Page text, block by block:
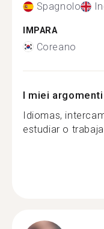
Spagnolo
IMPARA
Coreano
I miei
Idiomas,
estudiar o